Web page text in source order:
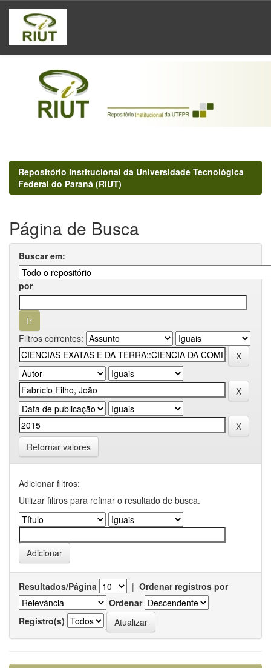
Skip
navigation
Repositório Institucional da Universidade Tecnológica
Federal do Paraná (RIUT)
Página de Busca
Buscar em:
por
Filtros correntes:
Retornar valores
Adicionar filtros:
Utilizar filtros para refinar o resultado de busca.
Resultados/Página | Ordenar registros por
Ordenar
Registro(s)